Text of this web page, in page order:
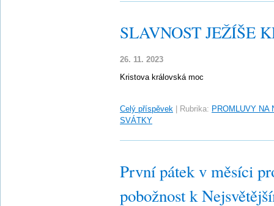
SLAVNOST JEŽÍŠE
26. 11. 2023
Kristova královská moc
Celý příspěvek Rubrika: PROMLUVY NA
SVÁTKY
První pátek v měsíci
pobožnost k